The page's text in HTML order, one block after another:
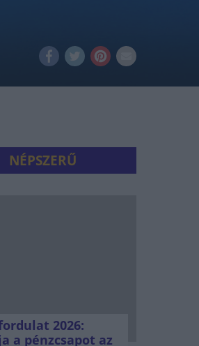
NÉPSZERŰ
2026:
a pénzcsapot az